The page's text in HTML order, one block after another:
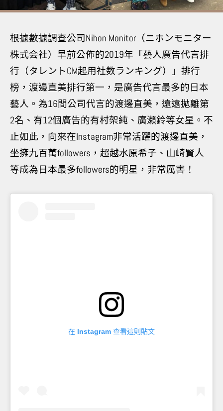
根據數據調查公司Nihon Monitor（ニホンモニター
株式会社）早前公佈的2019年「藝人廣告代言排
行（タレントCM起用社数ランキング）」排行
榜，渡邊直美排行第一，是廣告代言最多的日本
藝人。為16間公司代言的渡邊直美，遠遠拋離第
2名、有12個廣告的有村架純、廣瀨鈴等女星。不
止如此，向來在Instagram非常活躍的渡邊直美，
坐擁九百萬followers，超越水原希子、山崎賢人
等成為日本最多followers的明星，非常厲害！
在 Instagram 查看這則貼文